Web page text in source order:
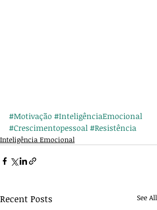
#Motivação #InteligênciaEmocional
#Crescimentopessoal#Resistência
Inteligência Emocional
Recent Posts See All